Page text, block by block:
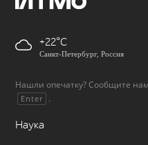
+22
Санкт-Петербург, Россия
Нашли опечатку? Сообщите
Enter .
Наука